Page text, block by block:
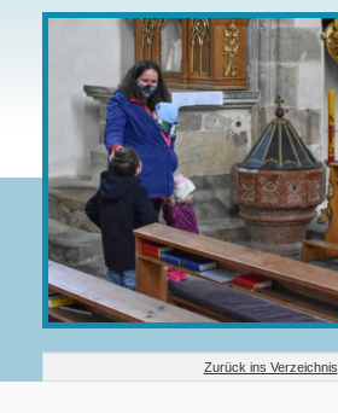
Zurück ins Verzeichnis